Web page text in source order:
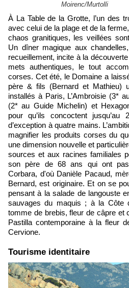
Moirenc/Murtolli
À La Table de la Grotte, l’un des trois restaurants du domaine
avec celui de la plage et de la
chaos granitiques, les veillées
Un dîner magique aux
recueillement, incite à la
mets authentiques, le tout
corses. Cet été, le Domaine a
père & fils (Bernard et Mathieu)
installés à Paris, L’Ambroisie (3*
(2* au Guide Michelin) et
pour qu’ils concoctent
d’exception à quatre mains.
magnifier les produits corses du
une dimension nouvelle et
sources et aux racines familiales
son père de 68 ans qui ont
Corbara, d'où Danièle Pacaud,
Bernard, est originaire. Et on se
pensant à la salade de langouste
sauvages du maquis ; à la Côte
tomme de brebis, fleur de câpre et
Pastilla contemporaine à la fleur
Cervione.
Tourisme identitaire